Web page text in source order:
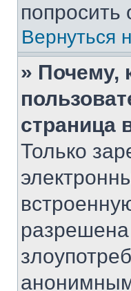
Вернуться
» Почему,
страница
Только